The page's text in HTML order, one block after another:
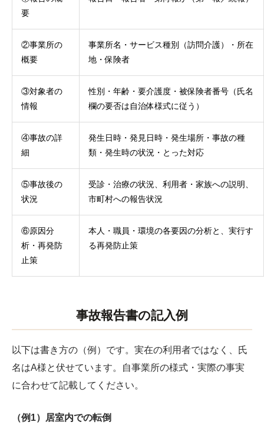
要
②事業所の
概要
事業所名・サービス種別（訪問介護）・所在
地・保険者
③対象者の
情報
性別・年齢・要介護度・被保険者番号（氏名
欄の要否は自治体様式に従う）
④事故の詳
細
発生日時・発見日時・発生場所・事故の種
類・発生時の状況・とった対応
⑤事故後の
状況
受診・治療の状況、利用者・家族への説明、
市町村への報告状況
⑥原因分
析・再発防
止策
本人・職員・環境の各要因の分析と、実行す
る再発防止策
事故報告書の記入例
以下は書き方の（例）です。実在の利用者ではなく、氏
名はA様と伏せています。自事業所の様式・実際の事実
に合わせて記載してください。
（例1）居室内での転倒